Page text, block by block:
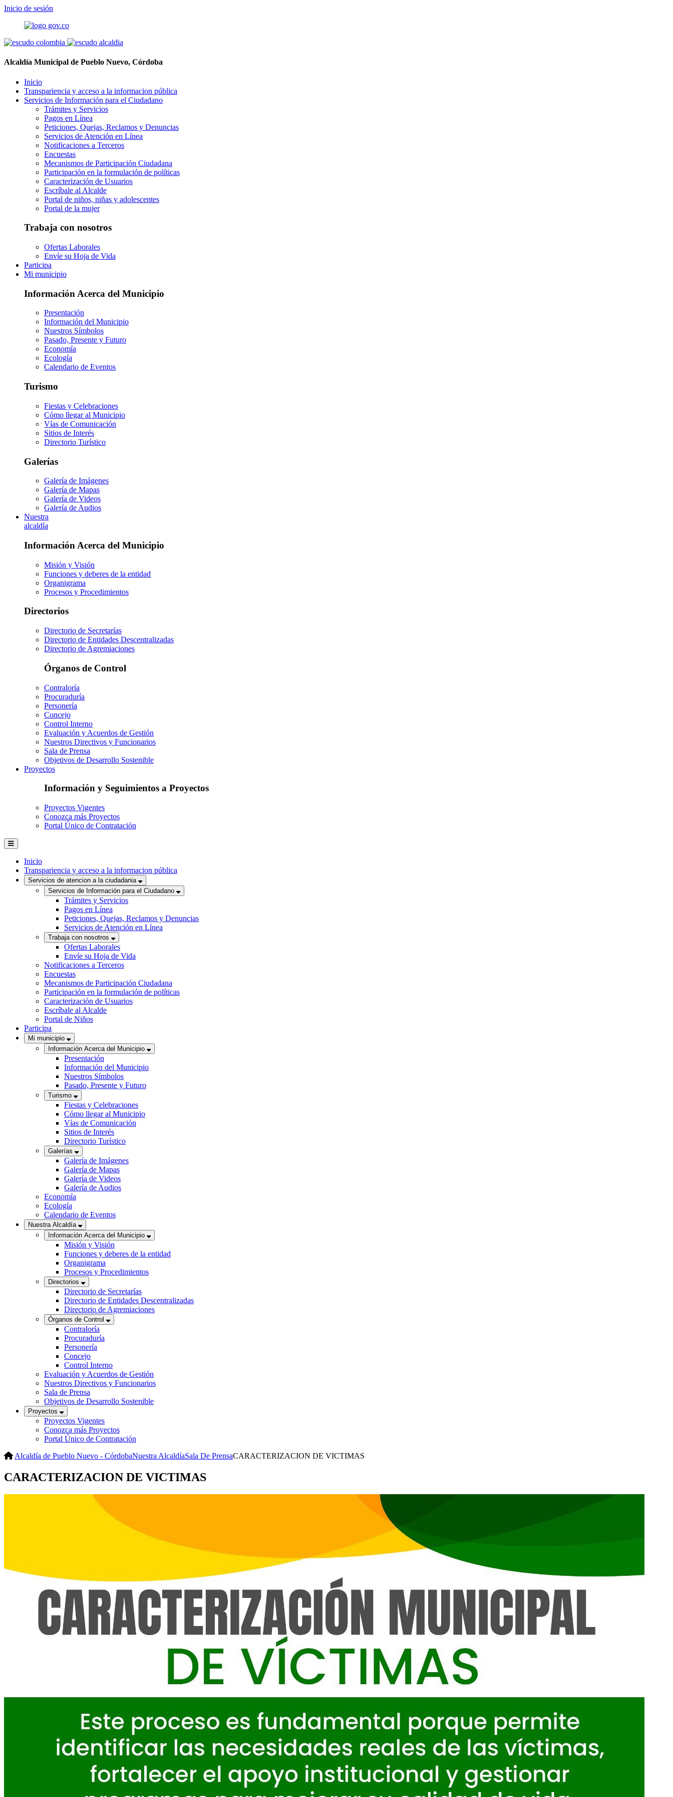
Inicio de sesión
Alcaldía Municipal de Pueblo Nuevo, Córdoba
Inicio
Transpariencia y acceso a la informacion pública
Servicios de Información para el Ciudadano
Trámites y Servicios
Pagos en Línea
Peticiones, Quejas, Reclamos y Denuncias
Servicios de Atención en Línea
Notificaciones a Terceros
Encuestas
Mecanismos de Participación Ciudadana
Participación en la formulación de políticas
Caracterización de Usuarios
Escríbale al Alcalde
Portal de niños, niñas y adolescentes
Portal de la mujer
Trabaja con nosotros
Ofertas Laborales
Envíe su Hoja de Vida
Participa
Mi municipio
Información Acerca del Municipio
Presentación
Información del Municipio
Nuestros Símbolos
Pasado, Presente y Futuro
Economía
Ecología
Calendario de Eventos
Turismo
Fiestas y Celebraciones
Cómo llegar al Municipio
Vías de Comunicación
Sitios de Interés
Directorio Turístico
Galerías
Galería de Imágenes
Galería de Mapas
Galería de Videos
Galería de Audios
Nuestra
alcaldía
Información Acerca del Municipio
Misión y Visión
Funciones y deberes de la entidad
Organigrama
Procesos y Procedimientos
Directorios
Directorio de Secretarías
Directorio de Entidades Descentralizadas
Directorio de Agremiaciones
Órganos de Control
Contraloría
Procuraduría
Personería
Concejo
Control Interno
Evaluación y Acuerdos de Gestión
Nuestros Directivos y Funcionarios
Sala de Prensa
Objetivos de Desarrollo Sostenible
Proyectos
Información y Seguimientos a Proyectos
Proyectos Vigentes
Conozca más Proyectos
Portal Único de Contratación
Inicio
Transpariencia y acceso a la informacion pública
Servicios de atencion a la ciudadania
Servicios de Información para el Ciudadano
Trámites y Servicios
Pagos en Línea
Peticiones, Quejas, Reclamos y Denuncias
Servicios de Atención en Línea
Trabaja con nosotros
Ofertas Laborales
Envíe su Hoja de Vida
Notificaciones a Terceros
Encuestas
Mecanismos de Participación Ciudadana
Participación en la formulación de políticas
Caracterización de Usuarios
Escríbale al Alcalde
Portal de Niños
Participa
Mi municipio
Información Acerca del Municipio
Presentación
Información del Municipio
Nuestros Símbolos
Pasado, Presente y Futuro
Turismo
Fiestas y Celebraciones
Cómo llegar al Municipio
Vías de Comunicación
Sitios de Interés
Directorio Turístico
Galerías
Galería de Imágenes
Galería de Mapas
Galería de Videos
Galería de Audios
Economía
Ecología
Calendario de Eventos
Nuestra Alcaldía
Información Acerca del Municipio
Misión y Visión
Funciones y deberes de la entidad
Organigrama
Procesos y Procedimientos
Directorios
Directorio de Secretarías
Directorio de Entidades Descentralizadas
Directorio de Agremiaciones
Órganos de Control
Contraloría
Procuraduría
Personería
Concejo
Control Interno
Evaluación y Acuerdos de Gestión
Nuestros Directivos y Funcionarios
Sala de Prensa
Objetivos de Desarrollo Sostenible
Proyectos
Proyectos Vigentes
Conozca más Proyectos
Portal Único de Contratación
Alcaldía de Pueblo Nuevo - CórdobaNuestra AlcaldíaSala De PrensaCARACTERIZACION DE VICTIMAS
CARACTERIZACION DE VICTIMAS